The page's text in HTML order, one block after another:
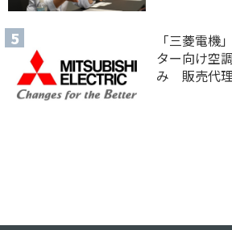
「三菱電機
ター向け空
み 販売代